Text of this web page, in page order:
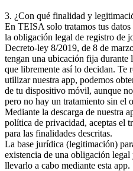
3. ¿Con qué finalidad y
En TEISA solo tratamos tus
la obligación legal de registro de
Decreto-ley 8/2019, de 8 de
tengan una ubicación fija durante
que libremente así lo decidan. Te
utilizar nuestra app, podemos
de tu dispositivo móvil, aunque
pero no hay un tratamiento sin el
Mediante la descarga de nuestra
política de privacidad, aceptas el
para las finalidades descritas.
La base jurídica (legitimación)
existencia de una obligación
llevarlo a cabo mediante esta app.